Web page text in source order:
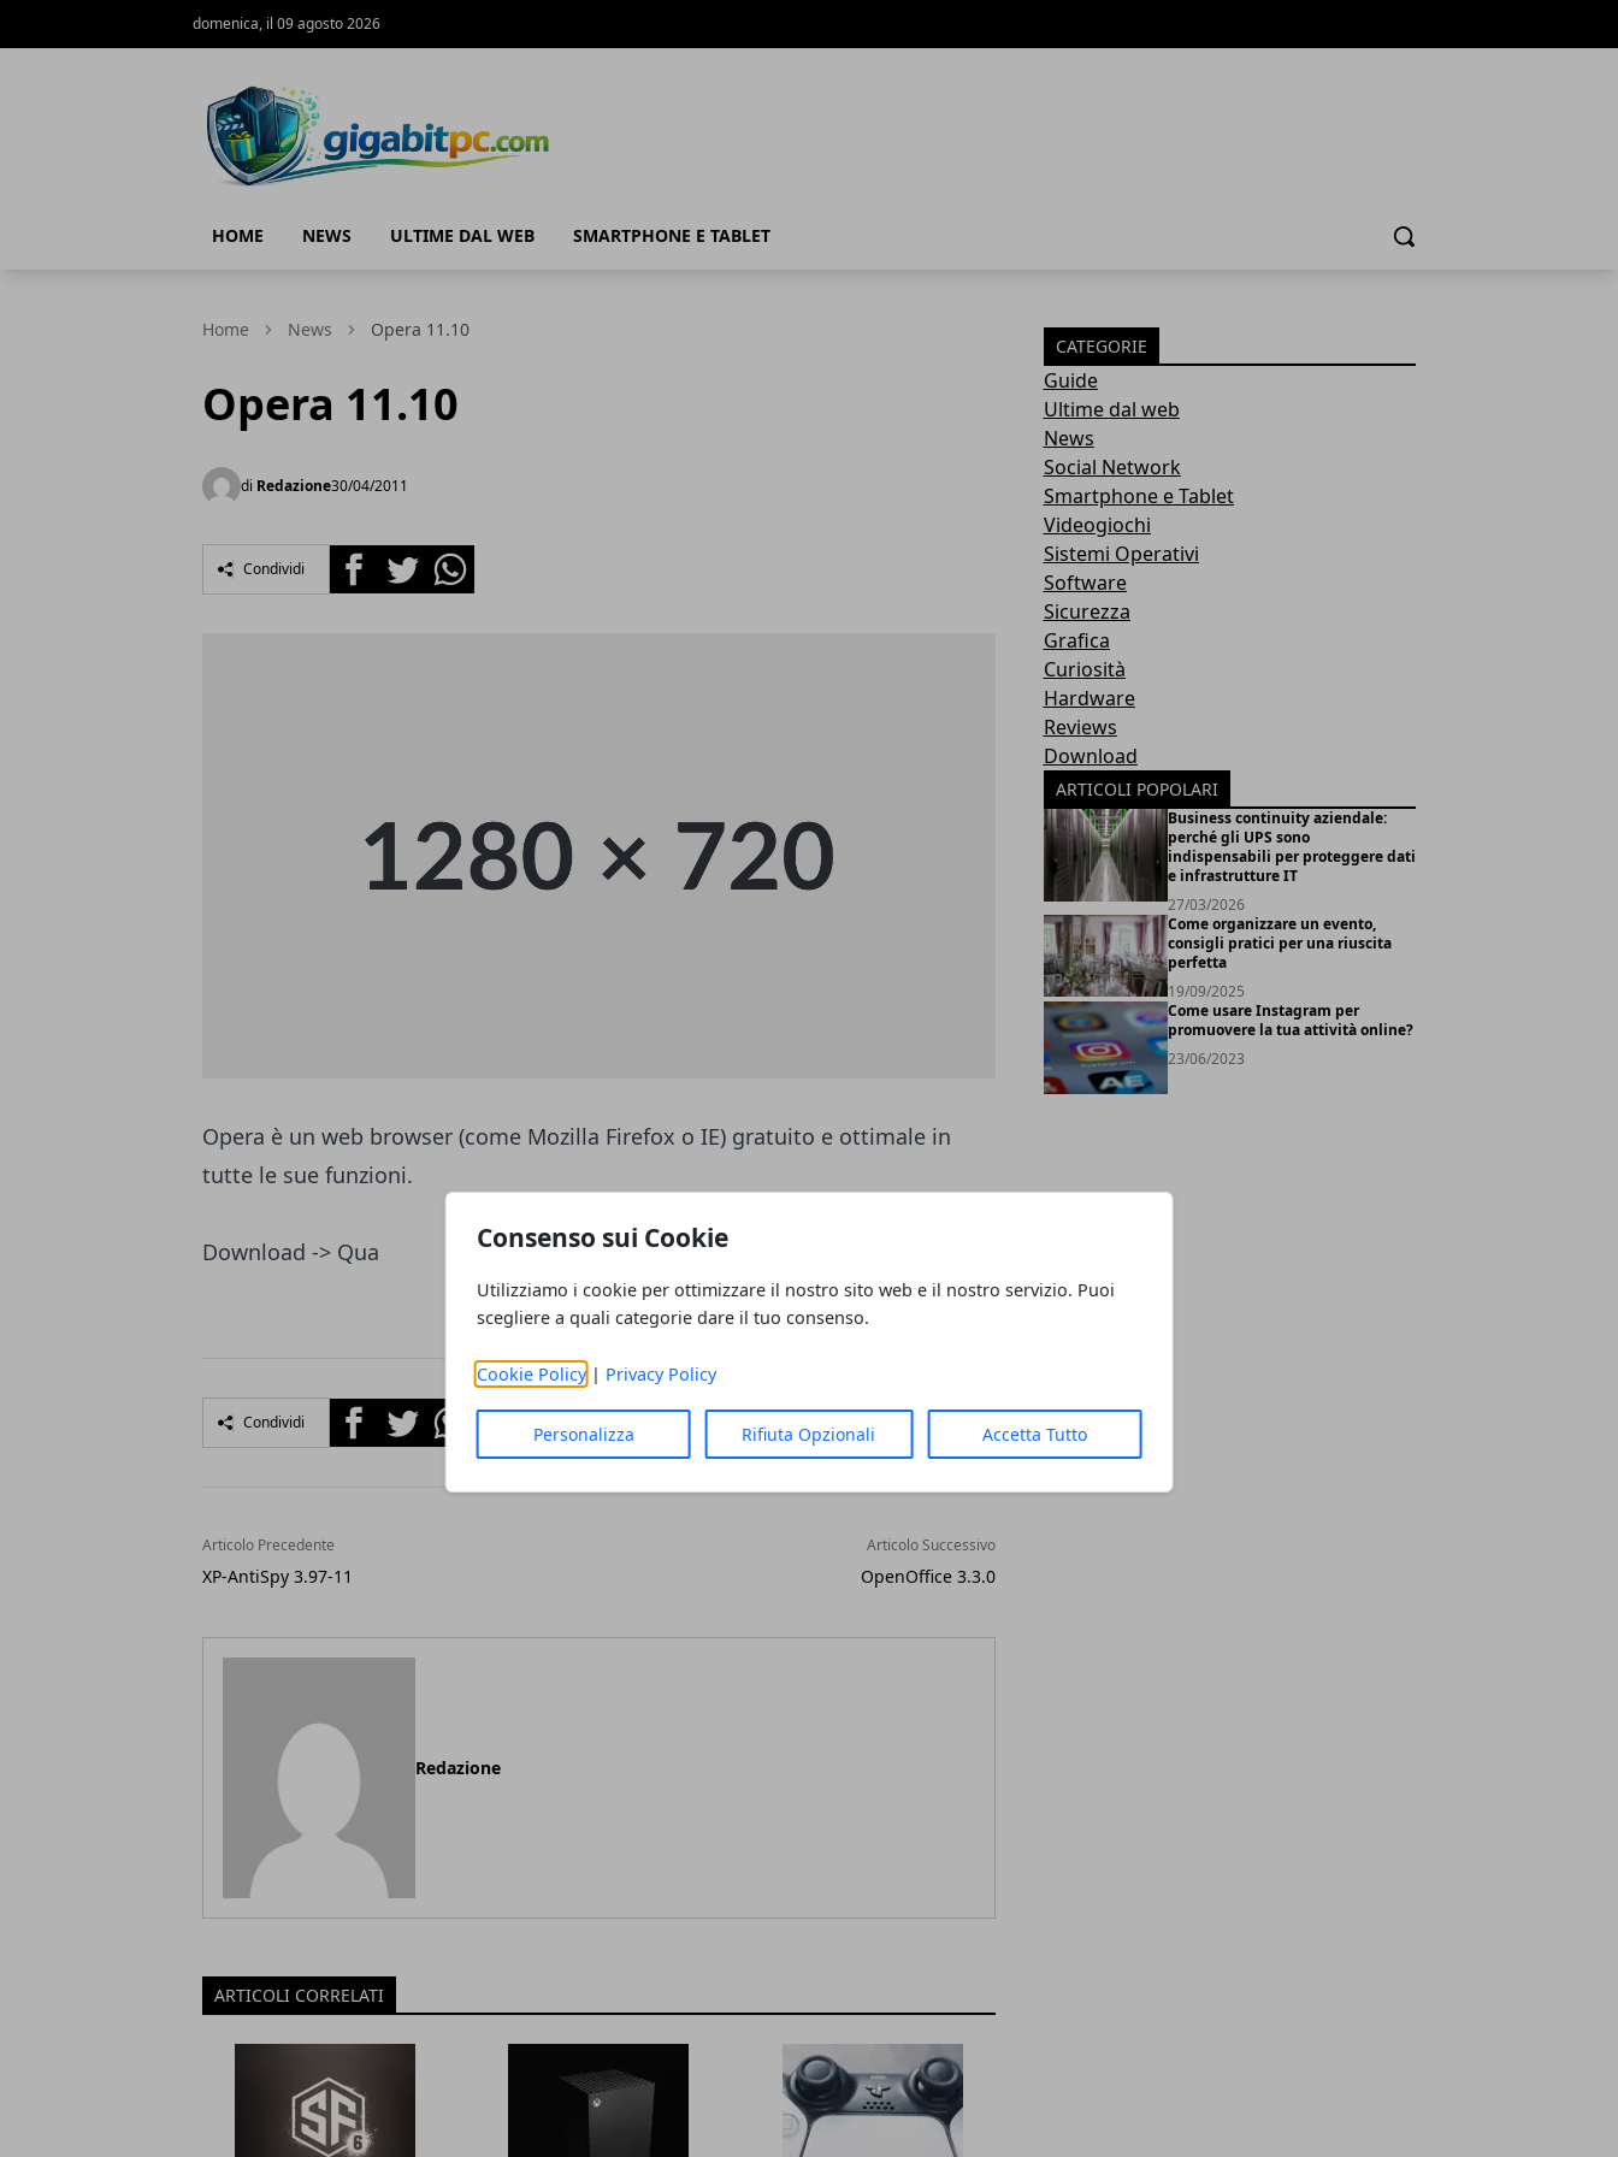
Consenso sui Cookie
Utilizziamo i cookie per ottimizzare il nostro sito web e il nostro servizio. Puoi
scegliere a quali categorie dare il tuo consenso.
Cookie Policy| Privacy Policy
Personalizza Rifiuta Opzionali Accetta Tutto
domenica, il 09 agosto 2026
HOME NEWS ULTIME DAL WEB SMARTPHONE E TABLET Cerca
Home News Opera 11.10
Opera 11.10
di Redazione30/04/2011
Condividi FacebookTwitterWhatsapp
Opera è un web browser (come Mozilla Firefox o IE) gratuito e ottimale in
tutte le sue funzioni.
Download -> Qua
Condividi FacebookTwitterWhatsapp
Articolo Precedente
XP-AntiSpy 3.97-11
Articolo Successivo
OpenOffice 3.3.0
Redazione
ARTICOLI CORRELATI
CATEGORIE
Guide
Ultime dal web
News
Social Network
Smartphone e Tablet
Videogiochi
Sistemi Operativi
Software
Sicurezza
Grafica
Curiosità
Hardware
Reviews
Download
ARTICOLI POPOLARI
Business continuity aziendale:
perché gli UPS sono
indispensabili per proteggere dati
e infrastrutture IT
27/03/2026
Come organizzare un evento,
consigli pratici per una riuscita
perfetta
19/09/2025
Come usare Instagram per
promuovere la tua attività online?
23/06/2023